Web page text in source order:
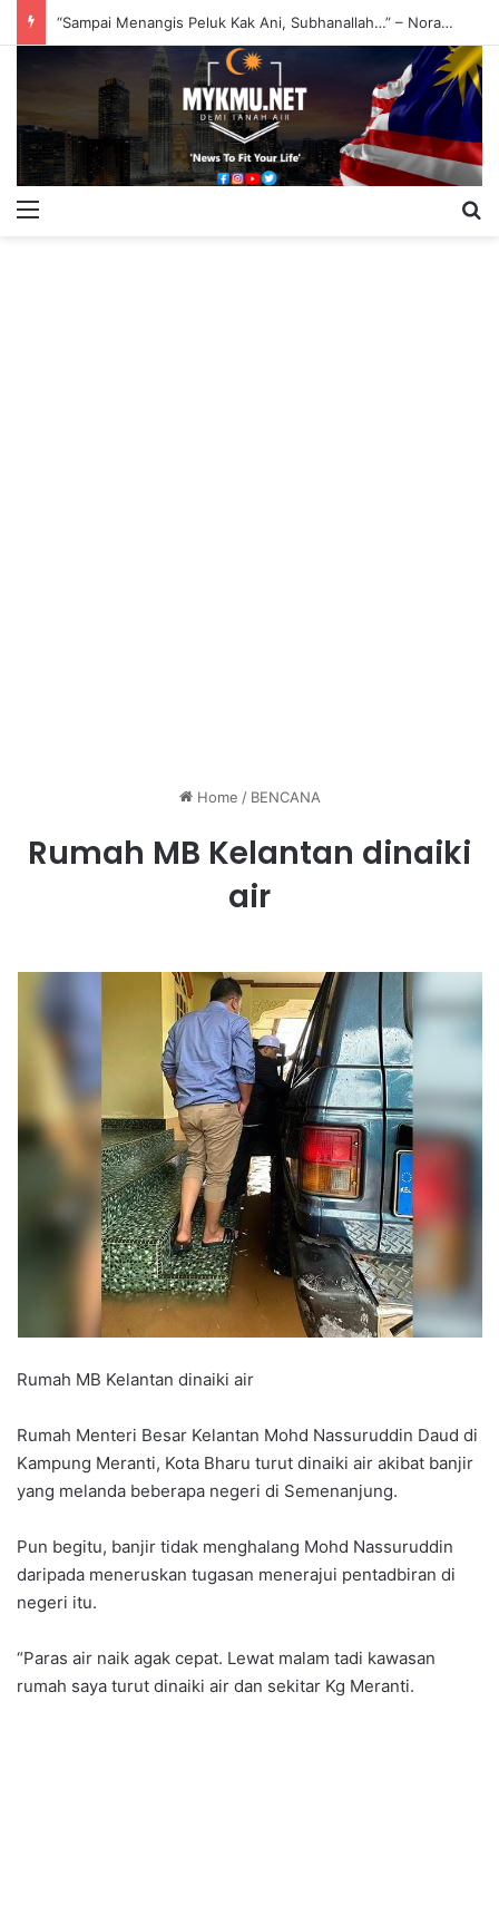
“Sampai Menangis Peluk Kak Ani, Subhanallah…” – Noraniza Idris
Home / BENCANA
Rumah MB Kelantan dinaiki
air
Rumah MB Kelantan dinaiki air
Rumah Menteri Besar Kelantan Mohd Nassuruddin Daud di
Kampung Meranti, Kota Bharu turut dinaiki air akibat banjir
yang melanda beberapa negeri di Semenanjung.
Pun begitu, banjir tidak menghalang Mohd Nassuruddin
daripada meneruskan tugasan menerajui pentadbiran di
negeri itu.
“Paras air naik agak cepat. Lewat malam tadi kawasan
rumah saya turut dinaiki air dan sekitar Kg Meranti.